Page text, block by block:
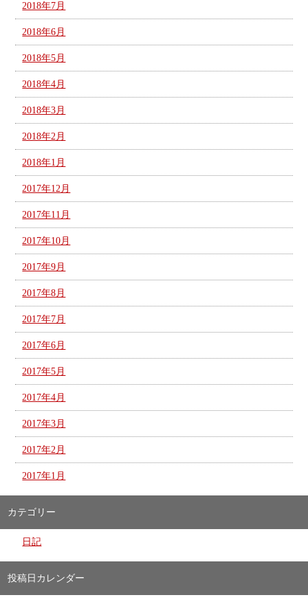
2018年7月
2018年6月
2018年5月
2018年4月
2018年3月
2018年2月
2018年1月
2017年12月
2017年11月
2017年10月
2017年9月
2017年8月
2017年7月
2017年6月
2017年5月
2017年4月
2017年3月
2017年2月
2017年1月
カテゴリー
日記
投稿日カレンダー